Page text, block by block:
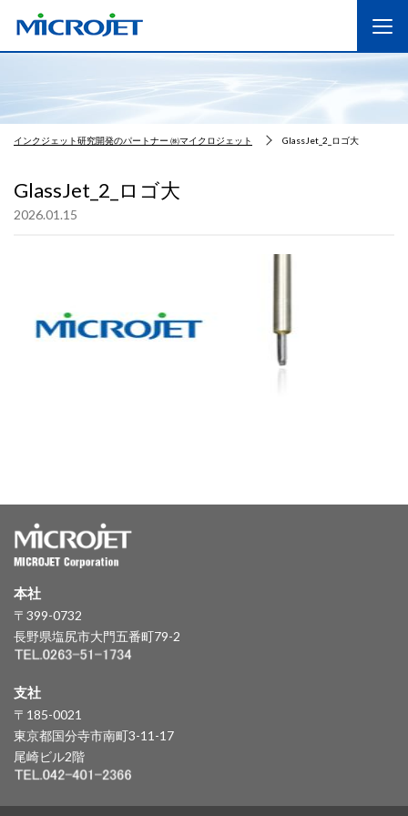
インクジェット研究開発のパートナー ㈱マイクロジェット GlassJet_2_ロゴ大
GlassJet_2_ロゴ大
2026.01.15
本社
〒399-0732
長野県塩尻市大門五番町79-2
支社
〒185-0021
東京都国分寺市南町3-11-17
尾崎ビル2階